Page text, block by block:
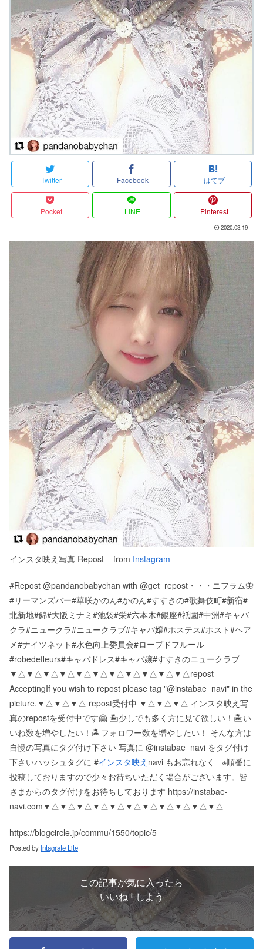
Twitter Facebook はてブ
Pocket LINE Pinterest
2020.03.19
インスタ映え写真 Repost – from Instagram
#Repost @pandanobabychan with @get_repost・・・ニフラム🦋
#リーマンズバー#華咲かのん#かのん#すすきの#歌舞伎町#新宿#
北新地#錦#大阪ミナミ#池袋#栄#六本木#銀座#祇園#中洲#キャバ
クラ#ニュークラ#ニュークラブ#キャバ嬢#ホステス#ホスト#ヘア
メ#ナイツネット#水色向上委員会#ローブドフルール
#robedefleurs#キャバドレス#キャバ嬢#すすきのニュークラブ
▼△▼△▼△▼△▼△▼△▼△▼△▼△▼△▼△ repost
Accepting If you wish to repost please tag "@instabae_navi" in the
picture. ▼△▼△▼△ repost受付中 ▼△▼△▼△ インスタ映え写
真のrepostを受付中です🤗 🏝少しでも多く方に見て欲しい！ 🏝い
いね数を増やしたい！ 🏝フォロワー数を増やしたい！ そんな方は
自慢の写真にタグ付け下さい 写真に @instabae_navi をタグ付け
下さい️ ハッシュタグに #インスタ映え navi もお忘れなく ️ ※順番に
投稿しておりますので少々お待ちいただく場合がございます。 皆
さまからのタグ付けをお待ちしております https://instabae-
navi.com ▼△▼△▼△▼△▼△▼△▼△▼△▼△▼△▼△
https://blogcircle.jp/commu/1550/topic/5
Posted by Intagrate Lite
この記事が気に入ったら
いいね ! しよう